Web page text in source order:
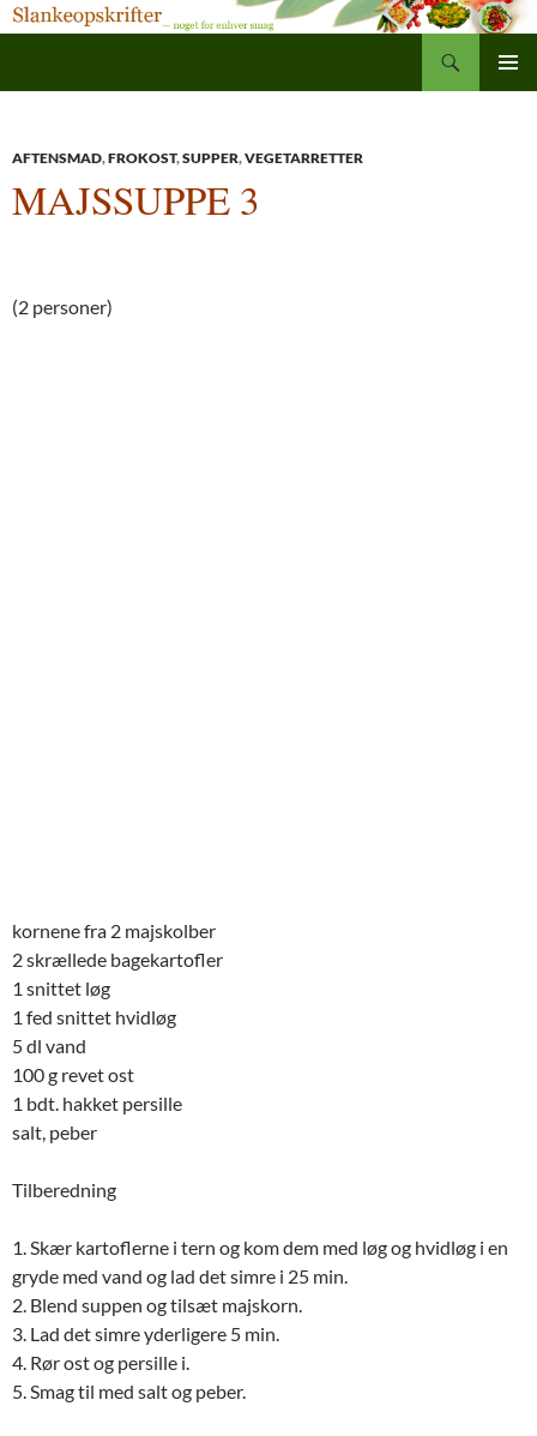
AFTENSMAD,FROKOST,SUPPER,VEGETARRETTER
MAJSSUPPE 3
(2 personer)
kornene fra 2 majskolber
2 skrællede bagekartofler
1 snittet løg
1 fed snittet hvidløg
5 dl vand
100 g revet ost
1 bdt. hakket persille
salt, peber
Tilberedning
1. Skær kartoflerne i tern og kom dem med løg og hvidløg i en
gryde med vand og lad det simre i 25 min.
2. Blend suppen og tilsæt majskorn.
3. Lad det simre yderligere 5 min.
4. Rør ost og persille i.
5. Smag til med salt og peber.